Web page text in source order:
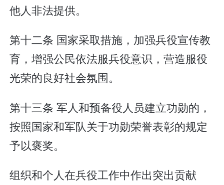
他人非法提供。
第十二条 国家采取措施，加强兵役宣传教
育，增强公民依法服兵役意识，营造服役
光荣的良好社会氛围。
第十三条 军人和预备役人员建立功勋的，
按照国家和军队关于功勋荣誉表彰的规定
予以褒奖。
组织和个人在兵役工作中作出突出贡献